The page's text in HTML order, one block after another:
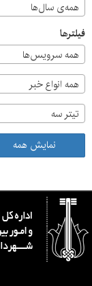
همه‌ی سال‌ها
فیلترها
همه سرویس‌ها
همه انواع خبر
تیتر سه
نمایش همه